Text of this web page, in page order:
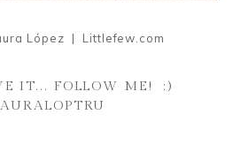
López | Littlefew.com
IT... FOLLOW ME! ;)